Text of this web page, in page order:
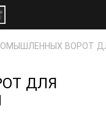
ВОРОТ
ДЛЯ